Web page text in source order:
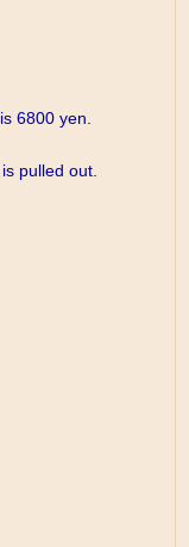
6800 yen.
pulled out.